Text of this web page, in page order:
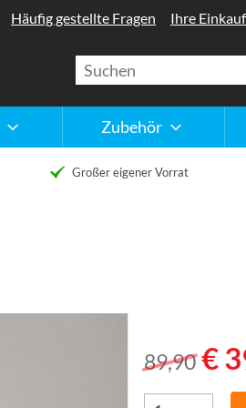
Zubehör
Häufig gestellte Fragen Ihre
Großer eigener Vorrat
89,90 €